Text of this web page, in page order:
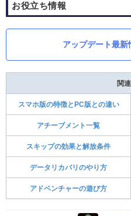
お役立ち情報
アップデート最
関
スマホ版の特徴とPC版との違い
アチーブメント一覧
スキップの効果と解放条件
データリカバリのやり方
アドベンチャーの遊び方